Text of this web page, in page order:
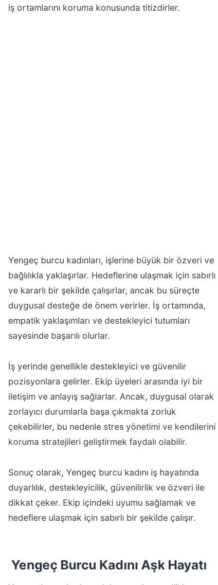
iş ortamlarını koruma konusunda titizdirler.
Yengeç burcu kadınları, işlerine büyük bir özveri ve
bağlılıkla yaklaşırlar. Hedeflerine ulaşmak için sabırlı
ve kararlı bir şekilde çalışırlar, ancak bu süreçte
duygusal desteğe de önem verirler. İş ortamında,
empatik yaklaşımları ve destekleyici tutumları
sayesinde başarılı olurlar.
İş yerinde genellikle destekleyici ve güvenilir
pozisyonlara gelirler. Ekip üyeleri arasında iyi bir
iletişim ve anlayış sağlarlar. Ancak, duygusal olarak
zorlayıcı durumlarla başa çıkmakta zorluk
çekebilirler, bu nedenle stres yönetimi ve kendilerini
koruma stratejileri geliştirmek faydalı olabilir.
Sonuç olarak, Yengeç burcu kadını iş hayatında
duyarlılık, destekleyicilik, güvenilirlik ve özveri ile
dikkat çeker. Ekip içindeki uyumu sağlamak ve
hedeflere ulaşmak için sabırlı bir şekilde çalışır.
Yengeç Burcu Kadını Aşk Hayatı